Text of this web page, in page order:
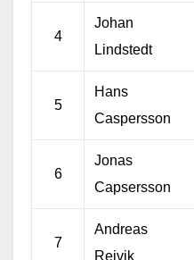
4
Johan
Lindstedt
5
Hans
Caspersson
6
Jonas
Capsersson
7
Andreas
Rejvik